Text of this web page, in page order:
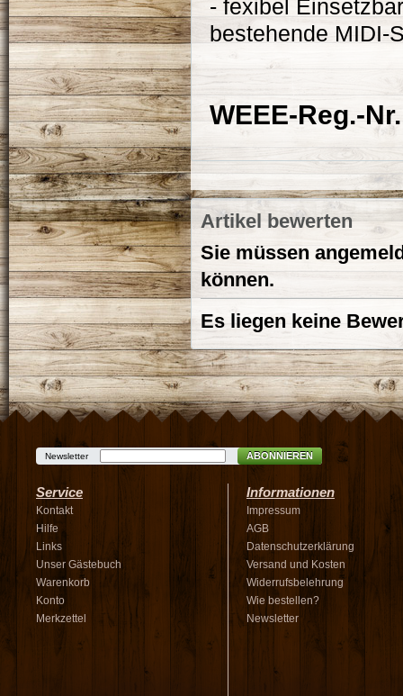
- fexibel
bestehende MIDI-
WEEE-Reg.-
Artikel bewerten
Sie müssen
können.
Es liegen keine
Newsletter ABONNIEREN
Service
Kontakt
Hilfe
Links
Unser Gästebuch
Warenkorb
Konto
Merkzettel
Informationen
Impressum
AGB
Datenschutzerklärung
Versand und Kosten
Widerrufsbelehrung
Wie bestellen?
Newsletter